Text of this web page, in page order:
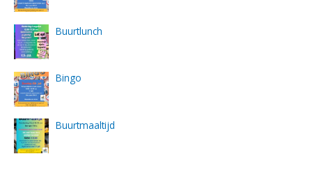
Buurtlunch
Bingo
Buurtmaaltijd